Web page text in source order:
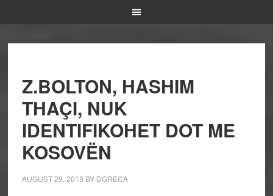
Z.BOLTON, HASHIM
THAÇI, NUK
IDENTIFIKOHET DOT ME
KOSOVËN
AUGUST 29, 2018 BY DGRECA